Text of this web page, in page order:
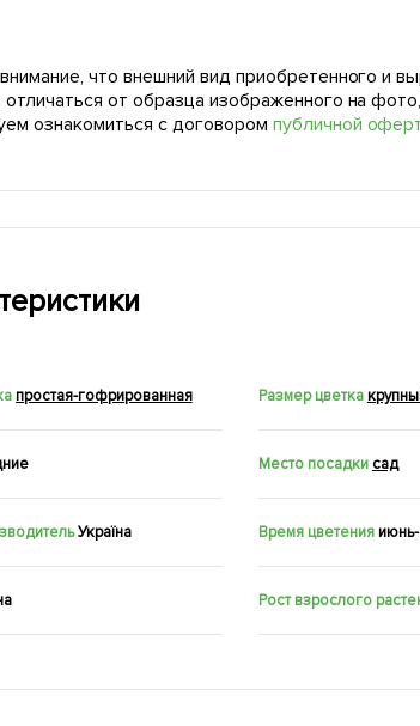
что внешний вид приобретенного и
отличаться от образца изображенного на
ознакомиться с договором публичной
простая-гофрированная Размер цветка
Место посадки сад
Україна Время цветения
Рост взрослого